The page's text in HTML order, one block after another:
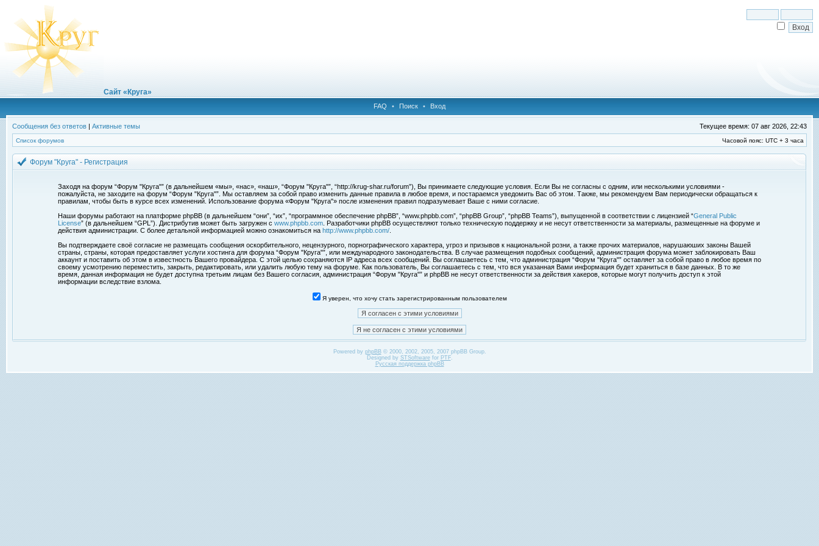
Сайт «Круга»
FAQ • Поиск • Вход
Сообщения без ответов | Активные темы Текущее время: 07 авг 2026, 22:43
Список форумов Часовой пояс: UTC + 3 часа
Форум "Круга" - Регистрация
Заходя на форум “Форум "Круга"” (в дальнейшем «мы», «нас», «наш», “Форум "Круга"”, “http://krug-shar.ru/forum”), Вы принимаете следующие условия. Если Вы не согласны с одним, или несколькими условиями -
пожалуйста, не заходите на форум “Форум "Круга"”. Мы оставляем за собой право изменить данные правила в любое время, и постараемся уведомить Вас об этом. Также, мы рекомендуем Вам периодически обращаться к
правилам, чтобы быть в курсе всех изменений. Использование форума «Форум "Круга"» после изменения правил подразумевает Ваше с ними согласие.
Наши форумы работают на платформе phpBB (в дальнейшем “они”, “их”, “программное обеспечение phpBB”, “www.phpbb.com”, “phpBB Group”, “phpBB Teams”), выпущенной в соответствии с лицензией “General Public
License” (в дальнейшем “GPL”). Дистрибутив может быть загружен с www.phpbb.com . Разработчики phpBB осуществляют только техническую поддержку и не несут ответственности за материалы, размещенные на форуме и
действия администрации. С более детальной информацией можно ознакомиться на http://www.phpbb.com/
Вы подтверждаете своё согласие не размещать сообщения оскорбительного, нецензурного, порнографического характера, угроз и призывов к национальной розни, а также прочих материалов, нарушаюших законы Вашей
страны, страны, которая предоставляет услуги хостинга для форума “Форум "Круга"”, или международного законодательства. В случае размещения подобных сообщений, администрация форума может заблокировать Ваш
аккаунт и поставить об этом в известность Вашего провайдера. С этой целью сохраняются IP адреса всех сообщений. Вы соглашаетесь с тем, что администрация “Форум "Круга"” оставляет за собой право в любое время по
своему усмотрению переместить, закрыть, редактировать, или удалить любую тему на форуме. Как пользователь, Вы соглашаетесь с тем, что вся указанная Вами информация будет храниться в базе данных. В то же
время, данная информация не будет доступна третьим лицам без Вашего согласия, администрация “Форум "Круга"” и phpBB не несут ответственности за действия хакеров, которые могут получить доступ к этой
информации вследствие взлома.
Я уверен, что хочу стать зарегистрированным пользователем
Powered by phpBB© 2000, 2002, 2005, 2007 phpBB Group.
Designed by STSoftwarefor PTF.
Русская поддержка phpBB